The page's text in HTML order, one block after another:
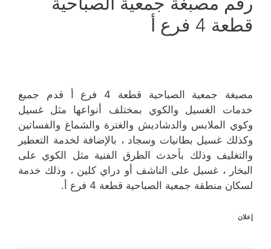
قطعة 4 فرع أ
مصبغة جمعية الصباحية قطعة 4 فرع أ قدم جميع
خدمات الغسيل والكوي بمختلف أنواعها مثل غسيل
وكوي الملابس والدشاديش والغترة والشماغ والفساتين
وكذلك غسيل بطانيات وسجاد ، بالإضافة لخدمة التعطير
والتغليف وذلك بأحدث الطرق الفنية مثل الكوي على
البخار ، غسيل على الناشف أو دراي كلين ، وذلك خدمة
لسكان منطقة جمعية الصباحية قطعة 4 فرع أ.
إعلان